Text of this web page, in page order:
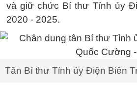
và giữ chức Bí thư Tỉnh ủy
2020 - 2025.
Tân Bí thư Tỉnh ủy Điện Biên